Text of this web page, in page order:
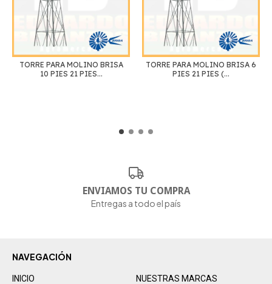
TORRE PARA MOLINO BRISA
10 PIES 21 PIES...
TORRE PARA MOLINO BRISA 6
PIES 21 PIES (...
ENVIAMOS TU COMPRA
Entregas a todo el país
NAVEGACIÓN
INICIO NUESTRAS MARCAS